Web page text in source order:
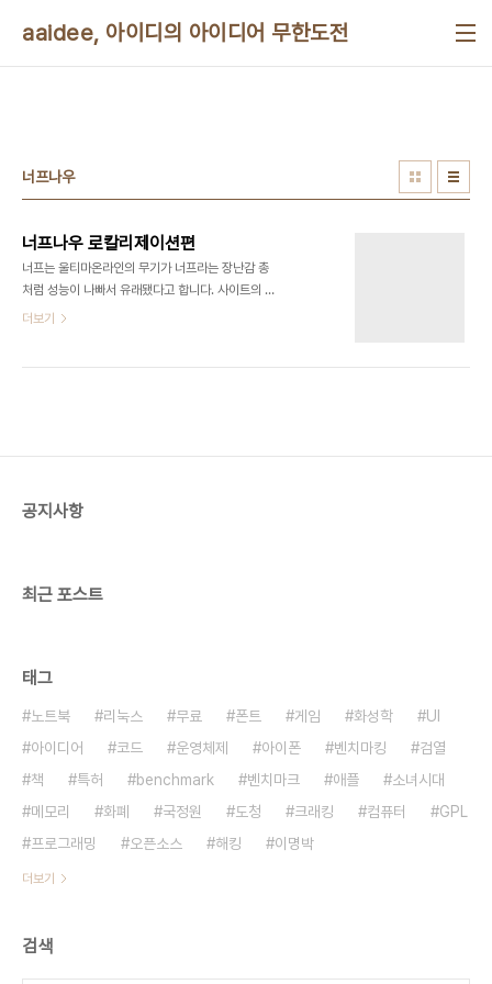
aaidee, 아이디의 아이디어 무한도전
너프나우
너프나우 로칼리제이션편
너프는 울티마온라인의 무기가 너프라는 장난감 총
처럼 성능이 나빠서 유래됐다고 합니다. 사이트의 만
화 그림에 댓글을 달 수가 있네요. 로그인을 해야 달
상대시간이 나오는 것이 있었습니다. 백악관에서도
더보기
공지사항
최근 포스트
태그
노트북 리눅스 무료 폰트 게임 화성학
UI
아이디어
코드 운영체제 아이폰 벤치마킹
검열
책
특허 benchmark 벤치마크 애플
소녀시대
메모리
화폐 국정원 도청 크래킹 컴퓨터
GPL
프로그래밍
오픈소스 해킹 이명박
더보기
검색